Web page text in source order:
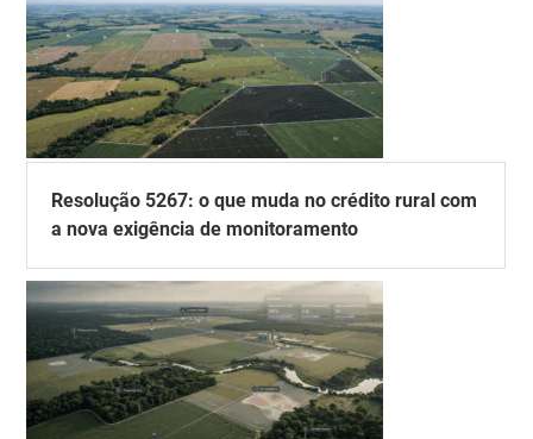
Resolução 5267: o que muda no crédito rural com
a nova exigência de monitoramento